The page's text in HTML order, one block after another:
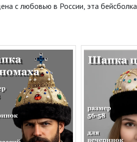
с любовью в России, эта